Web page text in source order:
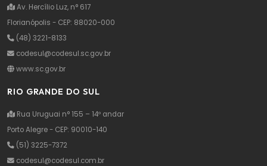
Av. Hercílio Luz, n° 617
Florianópolis - CEP: 88020-000
(48) 3221-8133
codesul@codesul.sc.gov.br
www.sc.gov.br
RIO GRANDE DO SUL
Rua Uruguai n° 155 – 14º andar
Porto Alegre - CEP: 90010-140
(51) 3225-7372
codesul@codesul.com.br